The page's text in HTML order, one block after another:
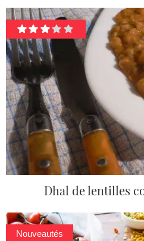
Dhal de lentilles
Nouveautés